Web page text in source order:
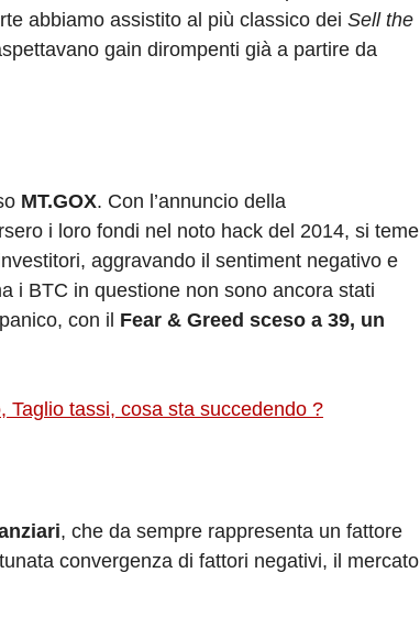
abbiamo assistito al più classico dei Sell the
gain dirompenti già a partire da
MT.GOX. Con l’annuncio della
i loro fondi nel noto hack del 2014, si teme
aggravando il sentiment negativo e
i BTC in questione non sono ancora stati
con il Fear & Greed sceso a 39, un
Taglio tassi, cosa sta succedendo ?
, che da sempre rappresenta un fattore
convergenza di fattori negativi, il mercato